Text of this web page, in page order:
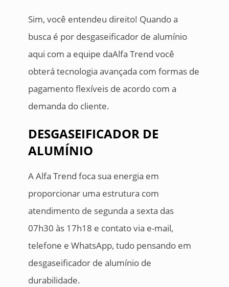
Sim, você entendeu direito! Quando a
busca é por desgaseificador de alumínio
aqui com a equipe daAlfa Trend você
obterá tecnologia avançada com formas de
pagamento flexíveis de acordo com a
demanda do cliente.
DESGASEIFICADOR DE
ALUMÍNIO
A Alfa Trend foca sua energia em
proporcionar uma estrutura com
atendimento de segunda a sexta das
07h30 às 17h18 e contato via e-mail,
telefone e WhatsApp, tudo pensando em
desgaseificador de alumínio de
durabilidade.